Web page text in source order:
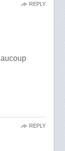
REPLY
REPLY